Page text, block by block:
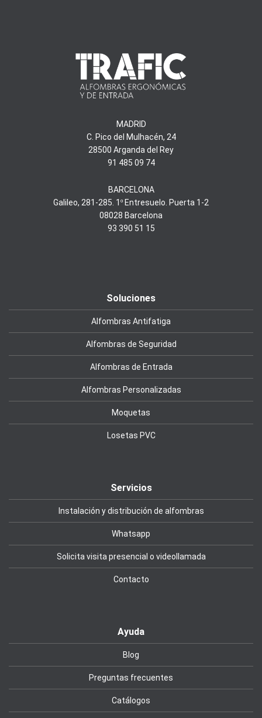
MADRID
C. Pico del Mulhacén, 24
28500 Arganda del Rey
91 485 09 74
BARCELONA
Galileo, 281-285. 1º Entresuelo. Puerta 1-2
08028 Barcelona
93 390 51 15
Soluciones
Alfombras Antifatiga
Alfombras de Seguridad
Alfombras de Entrada
Alfombras Personalizadas
Moquetas
Losetas PVC
Servicios
Instalación y distribución de alfombras
Whatsapp
Solicita visita presencial o videollamada
Contacto
Ayuda
Blog
Preguntas frecuentes
Catálogos